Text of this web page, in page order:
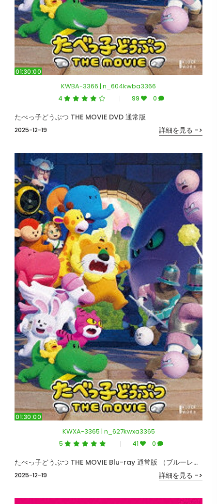
01:30:00
KWBA-3366 | n_604kwba3366
4 99 0
2025-12-19
たべっ子どうぶつ THE MOVIE DVD 通常版
詳細を見る ->
01:30:00
KWXA-3365 | n_627kwxa3365
5 41 0
2025-12-19
たべっ子どうぶつ THE MOVIE Blu-ray 通常版 （ブルーレイディスク）
詳細を見る ->